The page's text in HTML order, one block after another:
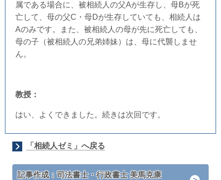
属である場合に、被相続人の父Aが生存し、母Bが死
亡して、母の父C・母Dが生存していても、相続人は
Aのみです。また、被相続人の母が先に死亡しても、
母の子（被相続人の兄弟姉妹）は、母に代襲しませ
ん。
教授：
はい、よくできました。続きは次回です。
「相続人ゼミ」へ戻る
記事作成：司法書士・行政書士 美馬克康